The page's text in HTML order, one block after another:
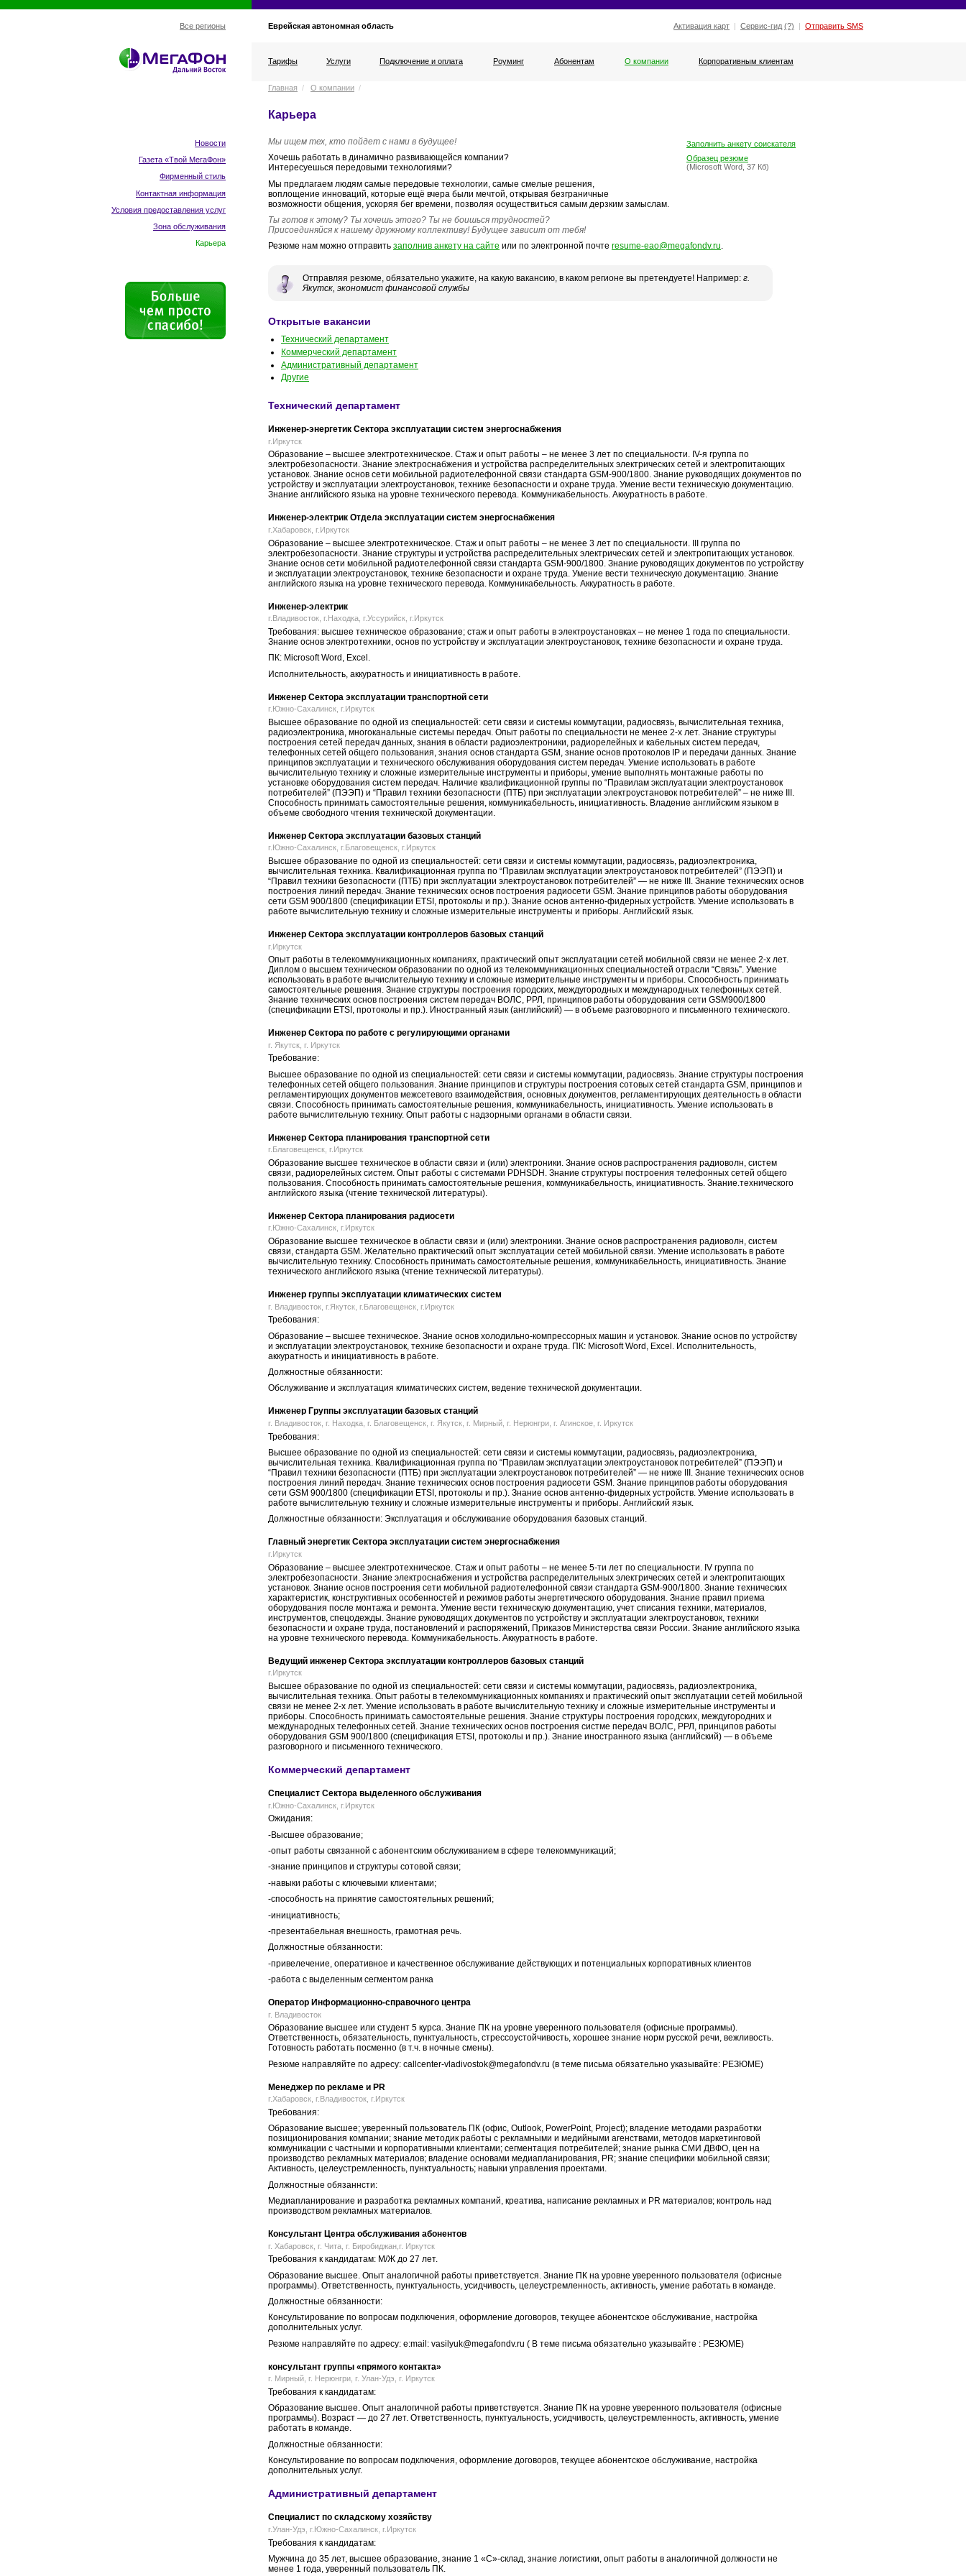
Все регионы Еврейская автономная область Активация карт |Сервис-гид (?) |Отправить SMS
Тарифы Услуги Подключение и оплата Роуминг Абонентам О компании Корпоративным клиентам
Новости
Газета «Твой МегаФон»
Фирменный стиль
Контактная информация
Условия предоставления услуг
Зона обслуживания
Карьера
Главная / О компании /
Карьера
Заполнить анкету соискателя
Образец резюме
(Microsoft Word, 37 Кб)
Мы ищем тех, кто пойдет с нами в будущее!
Хочешь работать в динамично развивающейся компании?
Интересуешься передовыми технологиями?
Мы предлагаем людям самые передовые технологии, самые смелые решения,
воплощение инноваций, которые ещё вчера были мечтой, открывая безграничные
возможности общения, ускоряя бег времени, позволяя осуществиться самым дерзким замыслам.
Ты готов к этому? Ты хочешь этого? Ты не боишься трудностей?
Присоединяйся к нашему дружному коллективу! Будущее зависит от тебя!
Резюме нам можно отправить заполнив анкету на сайте или по электронной почте resume-eao@megafondv.ru.
Отправляя резюме, обязательно укажите, на какую вакансию, в каком регионе вы претендуете! Например: г.
Якутск, экономист финансовой службы
Открытые вакансии
Технический департамент
Коммерческий департамент
Административный департамент
Другие
Технический департамент
Инженер-энергетик Сектора эксплуатации систем энергоснабжения
г.Иркутск
Образование – высшее электротехническое. Стаж и опыт работы – не менее 3 лет по специальности. IV-я группа по
электробезопасности. Знание электроснабжения и устройства распределительных электрических сетей и электропитающих
установок. Знание основ сети мобильной радиотелефонной связи стандарта GSM-900/1800. Знание руководящих документов по
устройству и эксплуатации электроустановок, технике безопасности и охране труда. Умение вести техническую документацию.
Знание английского языка на уровне технического перевода. Коммуникабельность. Аккуратность в работе.
Инженер-электрик Отдела эксплуатации систем энергоснабжения
г.Хабаровск, г.Иркутск
Образование – высшее электротехническое. Стаж и опыт работы – не менее 3 лет по специальности. III группа по
электробезопасности. Знание структуры и устройства распределительных электрических сетей и электропитающих установок.
Знание основ сети мобильной радиотелефонной связи стандарта GSM-900/1800. Знание руководящих документов по устройству
и эксплуатации электроустановок, технике безопасности и охране труда. Умение вести техническую документацию. Знание
английского языка на уровне технического перевода. Коммуникабельность. Аккуратность в работе.
Инженер-электрик
г.Владивосток, г.Находка, г.Уссурийск, г.Иркутск
Требования: высшее техническое образование; стаж и опыт работы в электроустановках – не менее 1 года по специальности.
Знание основ электротехники, основ по устройству и эксплуатации электроустановок, технике безопасности и охране труда.
ПК: Microsoft Word, Excel.
Исполнительность, аккуратность и инициативность в работе.
Инженер Сектора эксплуатации транспортной сети
г.Южно-Сахалинск, г.Иркутск
Высшее образование по одной из специальностей: сети связи и системы коммутации, радиосвязь, вычислительная техника,
радиоэлектроника, многоканальные системы передач. Опыт работы по специальности не менее 2-х лет. Знание структуры
построения сетей передач данных, знания в области радиоэлектроники, радиорелейных и кабельных систем передач,
телефонных сетей общего пользования, знания основ стандарта GSM, знание основ протоколов IP и передачи данных. Знание
принципов эксплуатации и технического обслуживания оборудования систем передач. Умение использовать в работе
вычислительную технику и сложные измерительные инструменты и приборы, умение выполнять монтажные работы по
установке оборудования систем передач. Наличие квалификационной группы по “Правилам эксплуатации электро­установок
потребителей” (ПЭЭП) и “Правил техники безо­пас­ности (ПТБ) при эксплуатации электроустановок потребителей” – не ниже III.
Способность принимать самостоятельные решения, коммуникабельность, инициативность. Владение английским языком в
объеме свободного чтения технической документации.
Инженер Сектора эксплуатации базовых станций
г.Южно-Сахалинск, г.Благовещенск, г.Иркутск
Высшее образование по одной из специальностей: сети связи и системы коммутации, радиосвязь, радиоэлектроника,
вычислительная техника. Квалификационная группа по “Правилам эксплуатации электроустановок потребителей” (ПЭЭП) и
“Правил техники безопасности (ПТБ) при эксплуатации электроустановок потребителей” — не ниже III. Знание технических основ
построения линий передач. Знание технических основ построения радиосети GSM. Знание принципов работы оборудования
сети GSM 900/1800 (спецификации ETSI, протоколы и пр.). Знание основ антенно-фидерных устройств. Умение использовать в
работе вычислительную технику и сложные измерительные инструменты и приборы. Английский язык.
Инженер Сектора эксплуатации контроллеров базовых станций
г.Иркутск
Опыт работы в телекоммуникационных компаниях, практический опыт эксплуатации сетей мобильной связи не менее 2-х лет.
Диплом о высшем техническом образовании по одной из телекоммуникационных специальностей отрасли “Связь”. Умение
использовать в работе вычислительную технику и сложные измерительные инструменты и приборы. Способность принимать
самостоятельные решения. Знание структуры построения городских, междугородных и международных телефонных сетей.
Знание технических основ построения систем передач ВОЛС, РРЛ, принципов работы оборудования сети GSM900/1800
(спецификации ETSI, протоколы и пр.). Иностранный язык (английский) — в объеме разговорного и письменного технического.
Инженер Сектора по работе с регулирующими органами
г. Якутск, г. Иркутск
Требование:
Высшее образование по одной из специальностей: сети связи и системы коммутации, радиосвязь. Знание структуры построения
телефонных сетей общего пользования. Знание принципов и структуры построения сотовых сетей стандарта GSM, принципов и
регламентирующих документов межсетевого взаимодействия, основных документов, регламентирующих деятельность в области
связи. Способность принимать самостоятельные решения, коммуникабельность, инициативность. Умение использовать в
работе вычислительную технику. Опыт работы с надзорными органами в области связи.
Инженер Сектора планирования транспортной сети
г.Благовещенск, г.Иркутск
Образование высшее техническое в области связи и (или) электроники. Знание основ распространения радиоволн, систем
связи, радиорелейных систем. Опыт работы с системами PDHSDH. Знание структуры построения телефонных сетей общего
пользования. Способность принимать самостоятельные решения, коммуникабельность, инициативность. Знание.технического
английского языка (чтение технической литературы).
Инженер Сектора планирования радиосети
г.Южно-Сахалинск, г.Иркутск
Образование высшее техническое в области связи и (или) электроники. Знание основ распространения радиоволн, систем
связи, стандарта GSM. Желательно практический опыт эксплуатации сетей мобильной связи. Умение использовать в работе
вычислительную технику. Способность принимать самостоятельные решения, коммуникабельность, инициативность. Знание
технического английского языка (чтение технической литературы).
Инженер группы эксплуатации климатических систем
г. Владивосток, г.Якутск, г.Благовещенск, г.Иркутск
Требования:
Образование – высшее техническое. Знание основ холодильно-компрессорных машин и установок. Знание основ по устройству
и эксплуатации электроустановок, технике безопасности и охране труда. ПК: Microsoft Word, Excel. Исполнительность,
аккуратность и инициативность в работе.
Должностные обязанности:
Обслуживание и эксплуатация климатических систем, ведение технической документации.
Инженер Группы эксплуатации базовых станций
г. Владивосток, г. Находка, г. Благовещенск, г. Якутск, г. Мирный, г. Нерюнгри, г. Агинское, г. Иркутск
Требования:
Высшее образование по одной из специальностей: сети связи и системы коммутации, радиосвязь, радиоэлектроника,
вычислительная техника. Квалификационная группа по “Правилам эксплуатации электроустановок потребителей” (ПЭЭП) и
“Правил техники безопасности (ПТБ) при эксплуатации электроустановок потребителей” — не ниже III. Знание технических основ
построения линий передач. Знание технических основ построения радиосети GSM. Знание принципов работы оборудования
сети GSM 900/1800 (спецификации ETSI, протоколы и пр.). Знание основ антенно-фидерных устройств. Умение использовать в
работе вычислительную технику и сложные измерительные инструменты и приборы. Английский язык.
Должностные обязанности: Эксплуатация и обслуживание оборудования базовых станций.
Главный энергетик Сектора эксплуатации систем энергоснабжения
г.Иркутск
Образование – высшее электротехническое. Стаж и опыт работы – не менее 5-ти лет по специальности. IV группа по
электробезопасности. Знание электроснабжения и устройства распределительных электрических сетей и электропитающих
установок. Знание основ построения сети мобильной радиотелефонной связи стандарта GSM-900/1800. Знание технических
характеристик, конструктивных особенностей и режимов работы энергетического оборудования. Знание правил приема
оборудования после монтажа и ремонта. Умение вести техническую документацию, учет списания техники, материалов,
инструментов, спецодежды. Знание руководящих документов по устройству и эксплуатации электроустановок, техники
безопасности и охране труда, постановлений и распоряжений, Приказов Министерства связи России. Знание английского языка
на уровне технического перевода. Коммуникабельность. Аккуратность в работе.
Ведущий инженер Сектора эксплуатации контроллеров базовых станций
г.Иркутск
Высшее образование по одной из специальностей: сети связи и системы коммутации, радиосвязь, радиоэлектроника,
вычислительная техника. Опыт работы в телекоммуникационных компаниях и практический опыт эксплуатации сетей мобильной
связи не менее 2-х лет. Умение использовать в работе вычислительную технику и сложные измерительные инструменты и
приборы. Способность принимать самостоятельные решения. Знание структуры построения городских, междугородних и
международных телефонных сетей. Знание технических основ построения систме передач ВОЛС, РРЛ, принципов работы
оборудования GSM 900/1800 (спецификация ETSI, протоколы и пр.). Знание иностранного языка (английский) — в объеме
разговорного и письменного технического.
Коммерческий департамент
Специалист Сектора выделенного обслуживания
г.Южно-Сахалинск, г.Иркутск
Ожидания:
-Высшее образование;
-опыт работы связанной с абонентским обслуживанием в сфере телекоммуникаций;
-знание принципов и структуры сотовой связи;
-навыки работы с ключевыми клиентами;
-способность на принятие самостоятельных решений;
-инициативность;
-презентабельная внешность, грамотная речь.
Должностные обязанности:
-привелечение, оперативное и качественное обслуживание действующих и потенциальных корпоративных клиентов
-работа с выделенным сегментом ранка
Оператор Информационно-справочного центра
г. Владивосток
Образование высшее или студент 5 курса. Знание ПК на уровне уверенного пользователя (офисные программы).
Ответственность, обязательность, пунктуальность, стрессоустойчивость, хорошее знание норм русской речи, вежливость.
Готовность работать посменно (в т.ч. в ночные смены).
Резюме направляйте по адресу: callcenter-vladivostok@megafondv.ru (в теме письма обязательно указывайте: РЕЗЮМЕ)
Менеджер по рекламе и PR
г.Хабаровск, г.Владивосток, г.Иркутск
Требования:
Образование высшее; уверенный пользователь ПК (офис, Outlook, PowerPoint, Project); владение методами разработки
позиционирования компании; знание методик работы с рекламными и медийными агенствами, методов маркетинговой
коммуникации с частными и корпоративными клиентами; сегментация потребителей; знание рынка СМИ ДВФО, цен на
производство рекламных материалов; владение основами медиапланирования, PR; знание специфики мобильной связи;
Активность, целеустремленность, пунктуальность; навыки управления проектами.
Должностные обязаннсти:
Медиапланирование и разработка рекламных компаний, креатива, написание рекламных и PR материалов; контроль над
производством рекламных материалов.
Консультант Центра обслуживания абонентов
г. Хабаровск, г. Чита, г. Биробиджан,г. Иркутск
Требования к кандидатам: М/Ж до 27 лет.
Образование высшее. Опыт аналогичной работы приветствуется. Знание ПК на уровне уверенного пользователя (офисные
программы). Ответственность, пунктуальность, усидчивость, целеустремленность, активность, умение работать в команде.
Должностные обязанности:
Консультирование по вопросам подключения, оформление договоров, текущее абонентское обслуживание, настройка
дополнительных услуг.
Резюме направляйте по адресу: e:mail: vasilyuk@megafondv.ru ( В теме письма обязательно указывайте : РЕЗЮМЕ)
консультант группы «прямого контакта»
г. Мирный, г. Нерюнгри, г. Улан-Удэ, г. Иркутск
Требования к кандидатам:
Образование высшее. Опыт аналогичной работы приветствуется. Знание ПК на уровне уверенного пользователя (офисные
программы). Возраст — до 27 лет. Ответственность, пунктуальность, усидчивость, целеустремленность, активность, умение
работать в команде.
Должностные обязанности:
Консультирование по вопросам подключения, оформление договоров, текущее абонентское обслуживание, настройка
дополнительных услуг.
Административный департамент
Специалист по складскому хозяйству
г.Улан-Удэ, г.Южно-Сахалинск, г.Иркутск
Требования к кандидатам:
Мужчина до 35 лет, высшее образование, знание 1 «С»-склад, знание логистики, опыт работы в аналогичной должности не
менее 1 года, уверенный пользователь ПК.